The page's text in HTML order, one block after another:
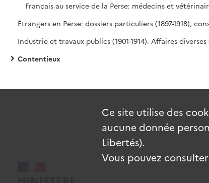
Contentieux
Ce site utilise des
aucune donnée
Libertés).
Vous pouvez